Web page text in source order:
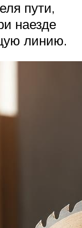
пути,
наезде
линию.